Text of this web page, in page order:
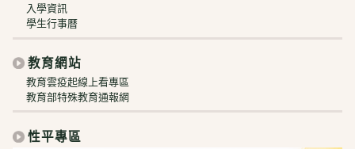
入學資訊
學生行事曆
教育網站
教育雲疫起線上看專區
教育部特殊教育通報網
性平專區